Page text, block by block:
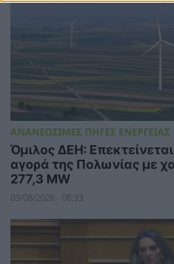
ΑΝΑΝΕΩΣΙΜΕΣ ΠΗΓΕΣ ΕΝΕΡΓΕΙΑΣ
Όμιλος ΔΕΗ:
αγορά της Πολωνίας με
277,3 MW
03/08/2026 - 08:33